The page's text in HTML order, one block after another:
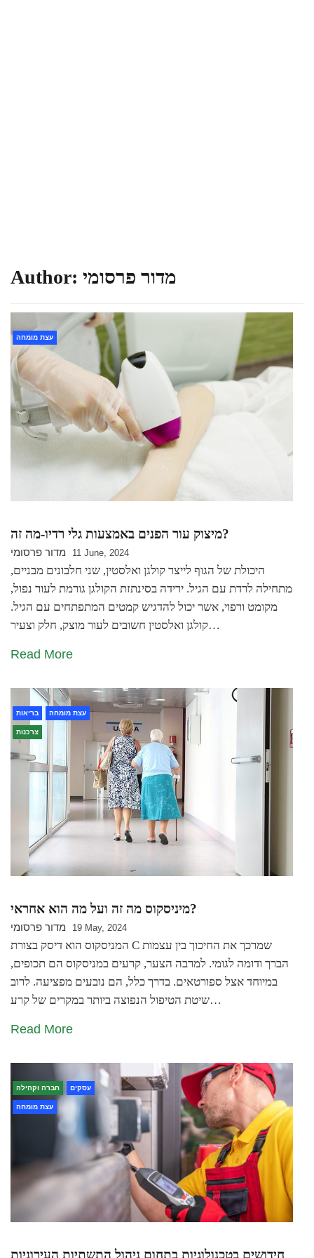
Author: מדור פרסומי
עצת מומחה
מיצוק עור הפנים באמצעות גלי רדיו-מה זה?
מדור פרסומי 11 June, 2024
היכולת של הגוף לייצר קולגן ואלסטין, שני חלבונים מבניים,
מתחילה לרדת עם הגיל. ירידה בסינתזת הקולגן גורמת לעור נפול,
מקומט ורפוי, אשר יכול להדגיש קמטים המתפתחים עם הגיל.
קולגן ואלסטין חשובים לעור מוצק, חלק וצעיר…
Read More
בריאות עצת מומחה
צרכנות
מיניסקוס מה זה ועל מה הוא אחראי?
מדור פרסומי 19 May, 2024
המניסקוס הוא דיסק בצורת C שמרכך את החיכוך בין עצמות
הברך ודומה לגומי. למרבה הצער, קרעים במניסקוס הם תכופים,
במיוחד אצל ספורטאים. בדרך כלל, הם נובעים מפציעה. לרוב
שיטת הטיפול הנפוצה ביותר במקרים של קרע…
Read More
חברה וקהילה עסקים
עצת מומחה
חידושים בטכנולוגיות בתחום ניהול התשתיות העירוניות